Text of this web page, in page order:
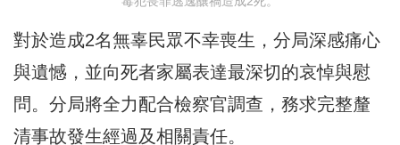
對於造成2名無辜民眾不幸喪生，分局深感痛心
與遺憾，並向死者家屬表達最深切的哀悼與慰
問。分局將全力配合檢察官調查，務求完整釐
清事故發生經過及相關責任。